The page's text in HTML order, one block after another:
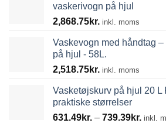
vaskerivogn på hjul
2,868.75kr. inkl. moms
Vaskevogn med håndtag
på hjul - 58L.
2,518.75kr. inkl. moms
Vasketøjskurv på hjul 20 L
praktiske størrelser
631.49kr. – 739.39kr. inkl.